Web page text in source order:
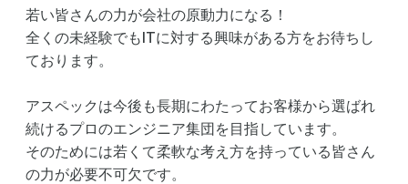
若い皆さんの力が会社の原動力になる！
全くの未経験でもITに対する興味がある方をお待ちし
ております。
アスペックは今後も長期にわたってお客様から選ばれ
続けるプロのエンジニア集団を目指しています。
そのためには若くて柔軟な考え方を持っている皆さん
の力が必要不可欠です。